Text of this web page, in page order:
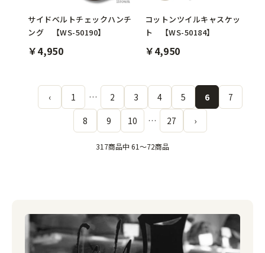
サイドベルトチェックハンチ
ング 【WS-50190】
￥4,950
コットンツイルキャスケッ
ト 【WS-50184】
￥4,950
‹ 1 … 2 3 4 5 6
7
8
9 10 … 27 ›
317商品中 61〜72商品